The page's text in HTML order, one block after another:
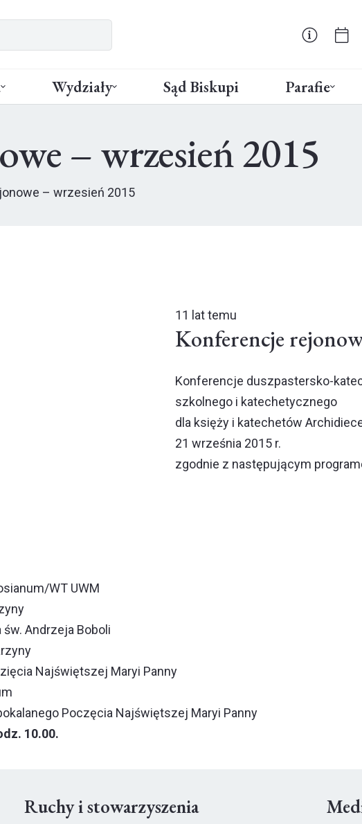
Wydziały Sąd Biskupi Parafie
– wrzesień 2015
– wrzesień 2015
11 lat temu
Konferencje
Konferencje duszpastersko-
szkolnego i katechetycznego
dla księży i katechetów
21 września 2015 r.
zgodnie z następującym
/WT UWM
św. Andrzeja Boboli
Najświętszej Maryi Panny
Poczęcia Najświętszej Maryi Panny
10.00.
Ruchy i stowarzyszenia